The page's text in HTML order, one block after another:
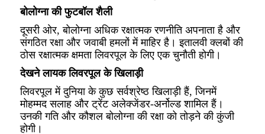
बोलोग्ना की फुटबॉल शैली
दूसरी ओर, बोलोग्ना अधिक रक्षात्मक रणनीति अपनाता है और
संगठित रक्षा और जवाबी हमलों में माहिर है। इतालवी क्लबों की
ठोस रक्षात्मक क्षमता लिवरपूल के लिए एक चुनौती होगी।
देखने लायक लिवरपूल के खिलाड़ी
लिवरपूल में दुनिया के कुछ सर्वश्रेष्ठ खिलाड़ी हैं, जिनमें
मोहम्मद सलाह और ट्रेंट अलेक्जेंडर-अर्नोल्ड शामिल हैं।
उनकी गति और कौशल बोलोग्ना की रक्षा को तोड़ने की कुंजी
होगी।